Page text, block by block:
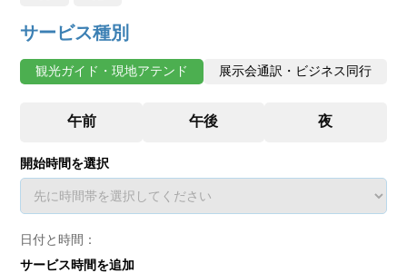
サービス種別
観光ガイド・現地アテンド 展示会通訳・ビジネス同行
開始時間を選択
日付と時間：
サービス時間を追加